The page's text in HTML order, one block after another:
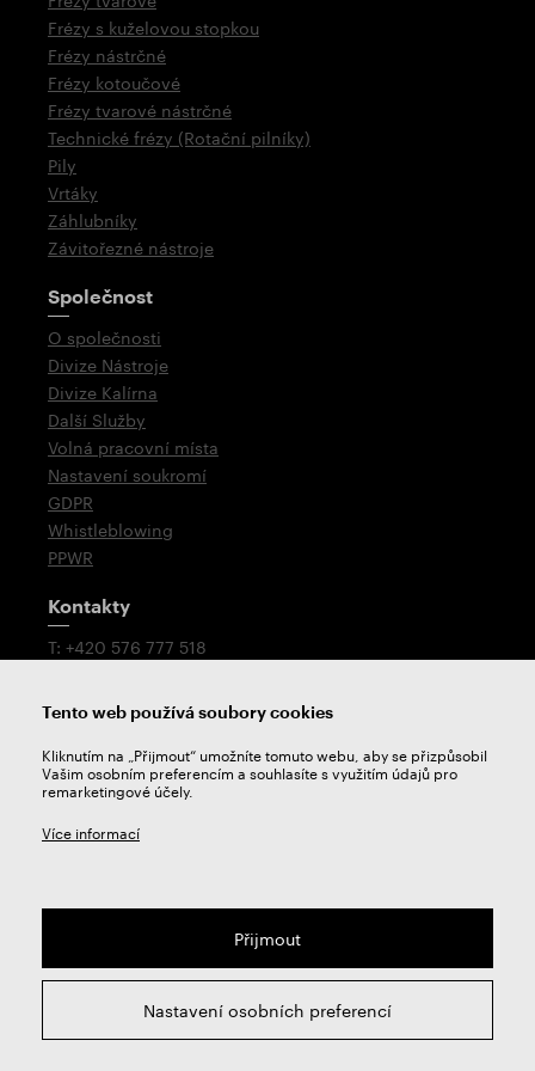
Frézy s kuželovou stopkou
Frézy nástrčné
Frézy kotoučové
Frézy tvarové nástrčné
Technické frézy (Rotační pilníky)
Pily
Vrtáky
Záhlubníky
Závitořezné nástroje
Společnost
O společnosti
Divize Nástroje
Divize Kalírna
Další Služby
Volná pracovní místa
Nastavení soukromí
GDPR
Whistleblowing
PPWR
Kontakty
T: +420 576 777 518
Technologická podpora
Petr Mikulášek
T: +420 576 777 522
2026 © ZPS-FN a.s. | Všechna práva vyhrazena
webdesign byStudio 9
Tento web používá soubory cookies
Kliknutím na „Přijmout“ umožníte tomuto webu, aby se přizpůsobil
Vašim osobním preferencím a souhlasíte s využitím údajů pro
remarketingové účely.
Více informací
Přijmout
Nastavení osobních preferencí